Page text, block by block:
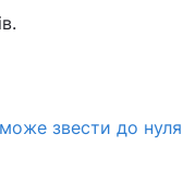
звести до